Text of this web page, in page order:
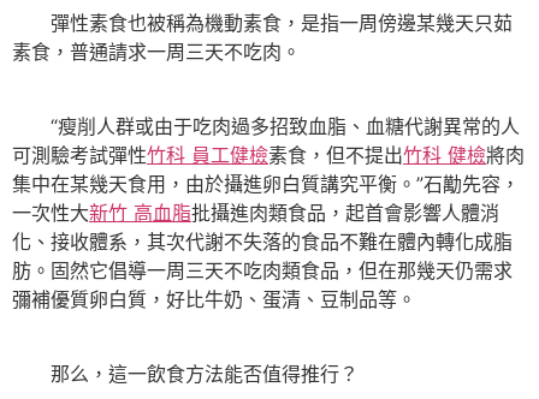
彈性素食也被稱為機動素食，是指一周傍邊某幾天只茹
素食，普通請求一周三天不吃肉。
“瘦削人群或由于吃肉過多招致血脂、血糖代謝異常的人
可測驗考試彈性竹科 員工健檢素食，但不提出竹科 健檢將肉
集中在某幾天食用，由於攝進卵白質講究平衡。”石勱先容，
一次性大新竹 高血脂批攝進肉類食品，起首會影響人體消
化、接收體系，其次代謝不失落的食品不難在體內轉化成脂
肪。固然它倡導一周三天不吃肉類食品，但在那幾天仍需求
彌補優質卵白質，好比牛奶、蛋清、豆制品等。
那么，這一飲食方法能否值得推行？